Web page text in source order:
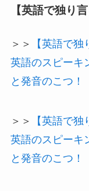
【英語で独り
＞＞
【英語で
英語のスピーキ
と発音のこつ！
＞＞
【英語で
英語のスピーキ
と発音のこつ！